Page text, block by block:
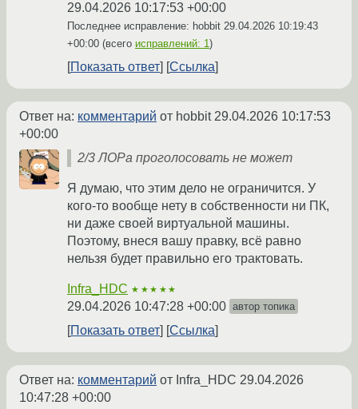
29.04.2026 10:17:53 +00:00
Последнее исправление: hobbit 29.04.2026 10:19:43
+00:00 (всего исправлений: 1)
Показать ответ Ссылка
Ответ на: комментарий от hobbit 29.04.2026 10:17:53
+00:00
2/3 ЛОРа проголосовать не может
Я думаю, что этим дело не ограничится. У
кого-то вообще нету в собственности ни ПК,
ни даже своей виртуальной машины.
Поэтому, внеся вашу правку, всё равно
нельзя будет правильно его трактовать.
Infra_HDC ★★★★★
29.04.2026 10:47:28 +00:00 автор топика
Показать ответ Ссылка
Ответ на: комментарий от Infra_HDC 29.04.2026
10:47:28 +00:00